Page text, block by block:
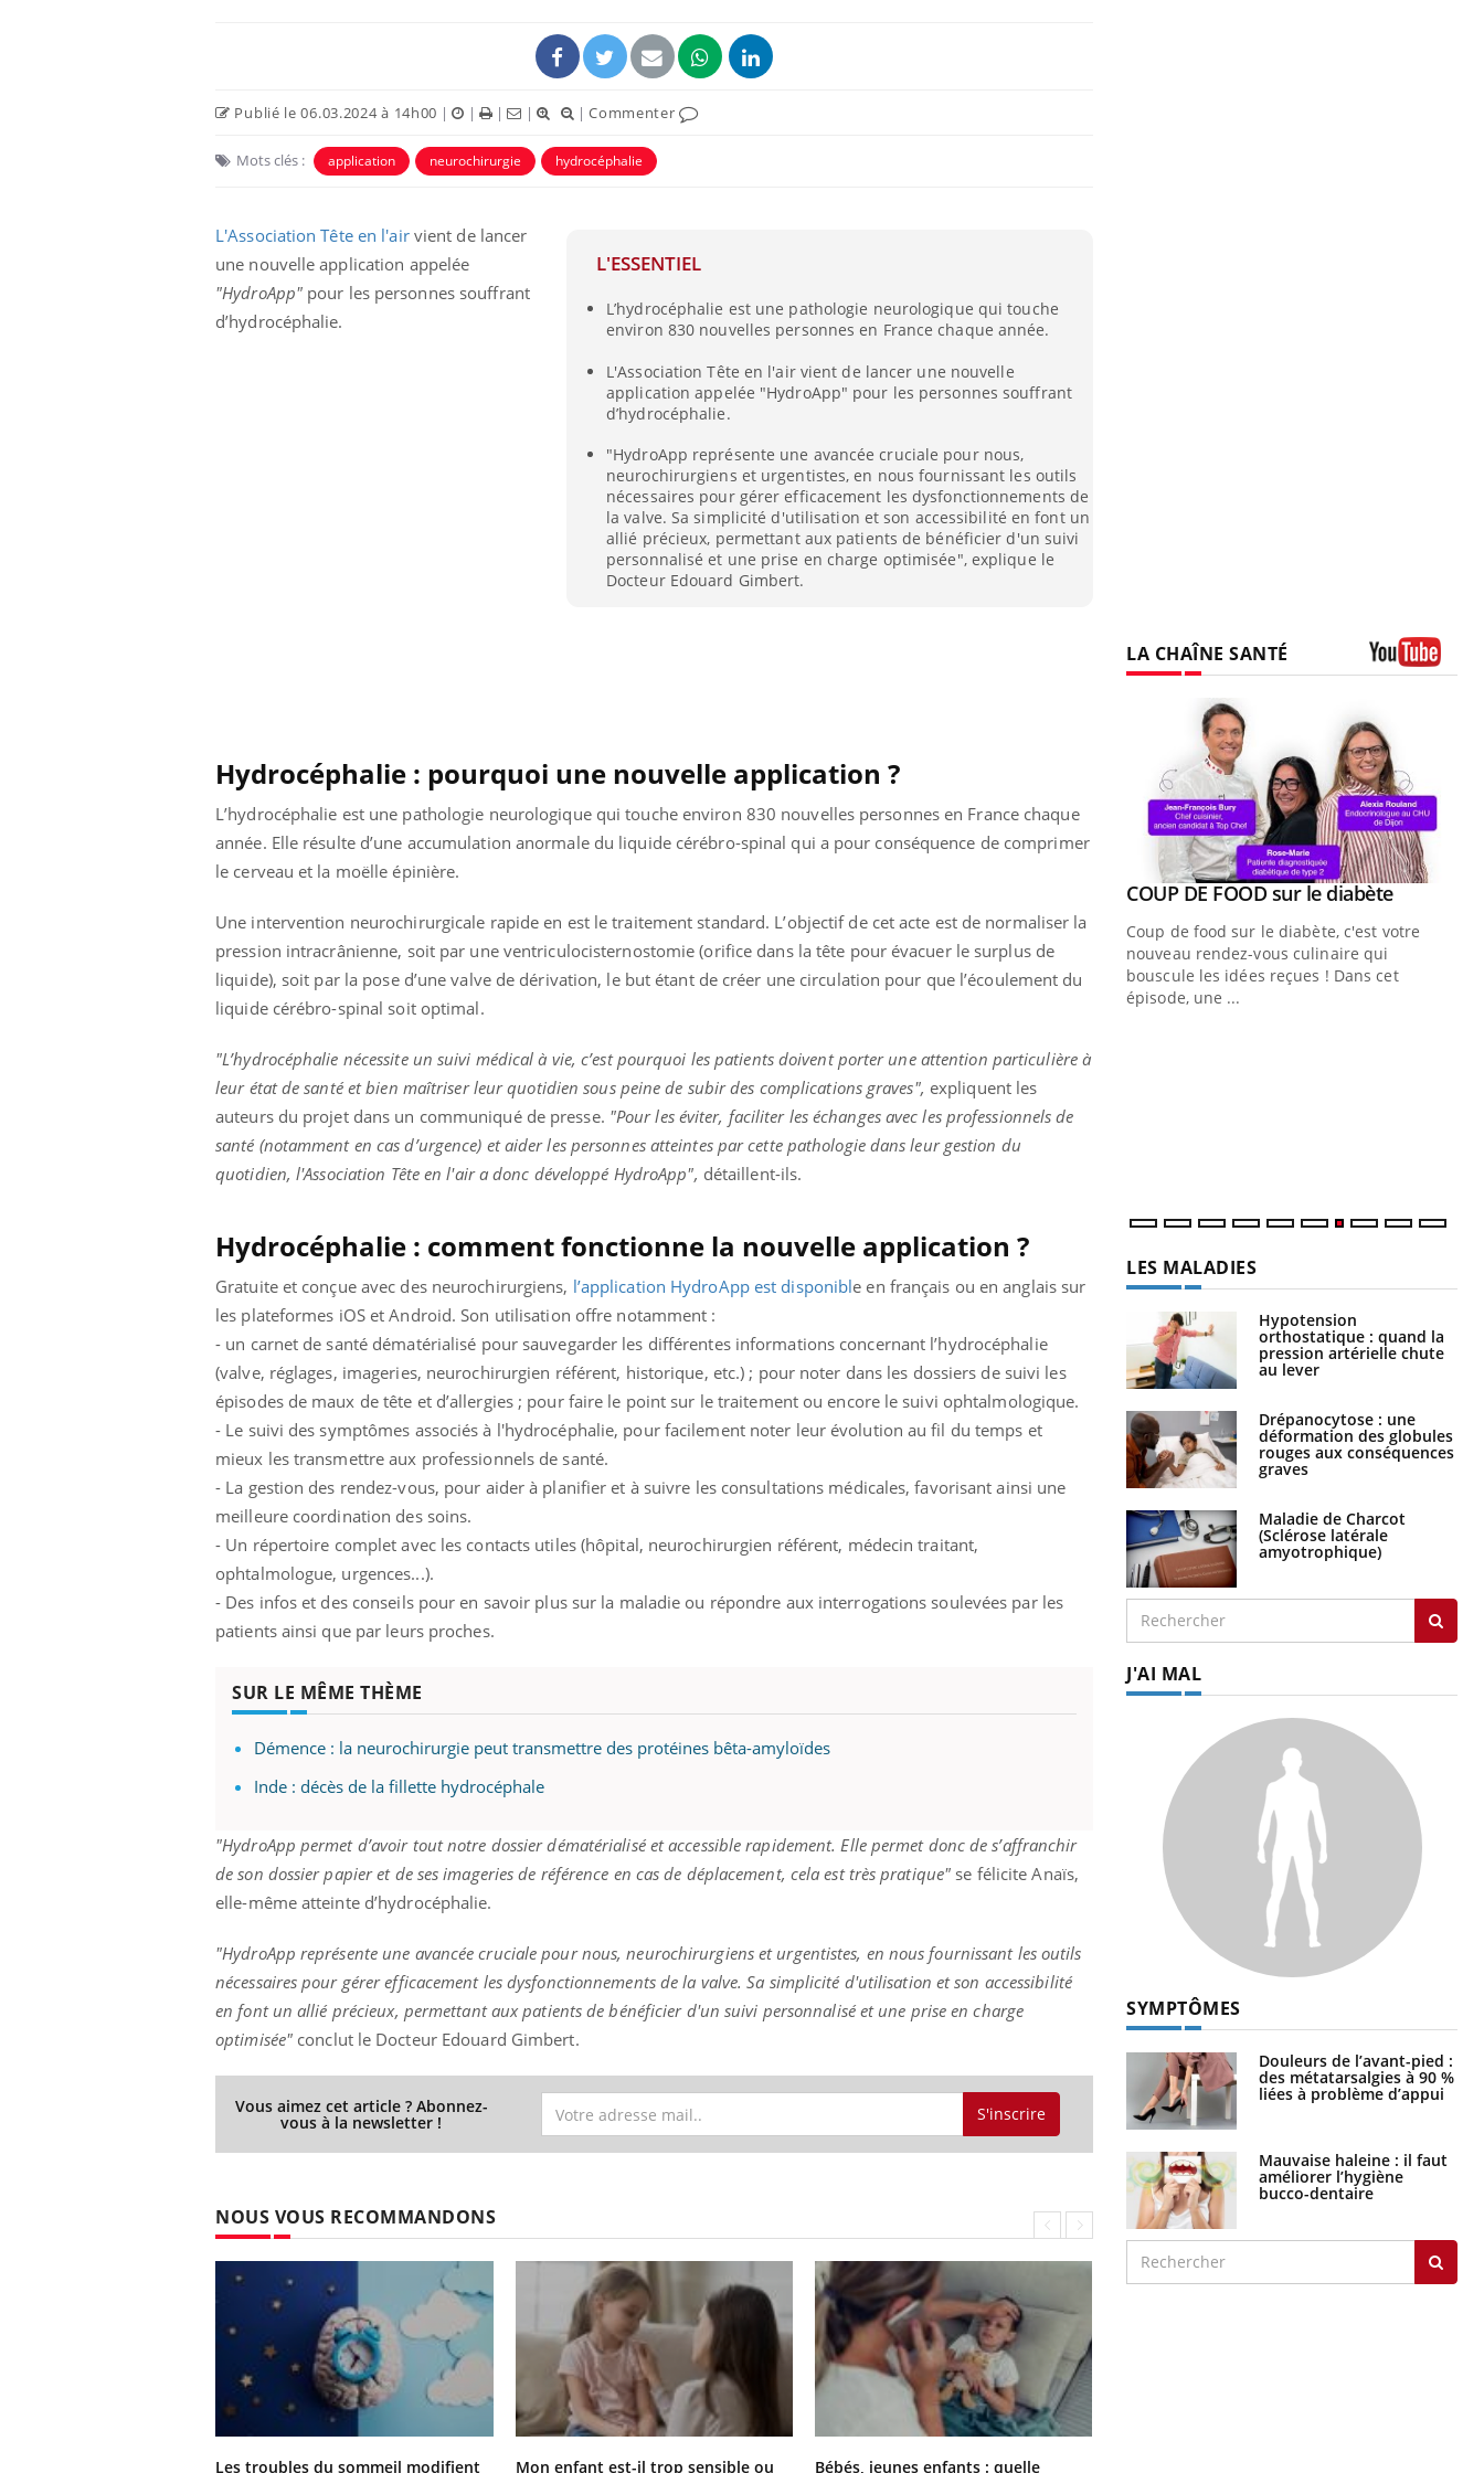
Publié le 06.03.2024 à 14h00 | | | | |Commenter
Mots clés : application neurochirurgie hydrocéphalie
L'ESSENTIEL
L’hydrocéphalie est une pathologie neurologique qui touche
environ 830 nouvelles personnes en France chaque année.
L'Association Tête en l'air vient de lancer une nouvelle
application appelée "HydroApp" pour les personnes souffrant
d’hydrocéphalie.
"HydroApp représente une avancée cruciale pour nous,
neurochirurgiens et urgentistes, en nous fournissant les outils
nécessaires pour gérer efficacement les dysfonctionnements de
la valve. Sa simplicité d'utilisation et son accessibilité en font un
allié précieux, permettant aux patients de bénéficier d'un suivi
personnalisé et une prise en charge optimisée", explique le
Docteur Edouard Gimbert.
L'Association Tête en l'airvient de lancer
une nouvelle application appelée
"HydroApp" pour les personnes souffrant
d’hydrocéphalie.
Hydrocéphalie : pourquoi une nouvelle application ?
L’hydrocéphalie est une pathologie neurologique qui touche environ 830 nouvelles personnes en France chaque
année. Elle résulte d’une accumulation anormale du liquide cérébro-spinal qui a pour conséquence de comprimer
le cerveau et la moëlle épinière.
Une intervention neurochirurgicale rapide en est le traitement standard. L’objectif de cet acte est de normaliser la
pression intracrânienne, soit par une ventriculocisternostomie (orifice dans la tête pour évacuer le surplus de
liquide), soit par la pose d’une valve de dérivation, le but étant de créer une circulation pour que l’écoulement du
liquide cérébro-spinal soit optimal.
"L’hydrocéphalie nécessite un suivi médical à vie, c’est pourquoi les patients doivent porter une attention particulière à
leur état de santé et bien maîtriser leur quotidien sous peine de subir des complications graves", expliquent les
auteurs du projet dans un communiqué de presse. "Pour les éviter, faciliter les échanges avec les professionnels de
santé (notamment en cas d’urgence) et aider les personnes atteintes par cette pathologie dans leur gestion du
quotidien, l'Association Tête en l'air a donc développé HydroApp", détaillent-ils.
Hydrocéphalie : comment fonctionne la nouvelle application ?
Gratuite et conçue avec des neurochirurgiens, l’application HydroApp est disponible en français ou en anglais sur
les plateformes iOS et Android. Son utilisation offre notamment :
- un carnet de santé dématérialisé pour sauvegarder les différentes informations concernant l’hydrocéphalie
(valve, réglages, imageries, neurochirurgien référent, historique, etc.) ; pour noter dans les dossiers de suivi les
épisodes de maux de tête et d’allergies ; pour faire le point sur le traitement ou encore le suivi ophtalmologique.
- Le suivi des symptômes associés à l'hydrocéphalie, pour facilement noter leur évolution au fil du temps et
mieux les transmettre aux professionnels de santé.
- La gestion des rendez-vous, pour aider à planifier et à suivre les consultations médicales, favorisant ainsi une
meilleure coordination des soins.
- Un répertoire complet avec les contacts utiles (hôpital, neurochirurgien référent, médecin traitant,
ophtalmologue, urgences...).
- Des infos et des conseils pour en savoir plus sur la maladie ou répondre aux interrogations soulevées par les
patients ainsi que par leurs proches.
SUR LE MÊME THÈME
Démence : la neurochirurgie peut transmettre des protéines bêta-amyloïdes
Inde : décès de la fillette hydrocéphale
"HydroApp permet d’avoir tout notre dossier dématérialisé et accessible rapidement. Elle permet donc de s’affranchir
de son dossier papier et de ses imageries de référence en cas de déplacement, cela est très pratique" se félicite Anaïs,
elle-même atteinte d’hydrocéphalie.
"HydroApp représente une avancée cruciale pour nous, neurochirurgiens et urgentistes, en nous fournissant les outils
nécessaires pour gérer efficacement les dysfonctionnements de la valve. Sa simplicité d'utilisation et son accessibilité
en font un allié précieux, permettant aux patients de bénéficier d'un suivi personnalisé et une prise en charge
optimisée" conclut le Docteur Edouard Gimbert.
Vous aimez cet article ? Abonnez-
vous à la newsletter ! S'inscrire
NOUS VOUS RECOMMANDONS
Les troubles du sommeil modifient Mon enfant est-il trop sensible ou Bébés, jeunes enfants : quelle
LA CHAÎNE SANTÉ
préparer pour l’été !Youtube
L'été arrive… et avec lui, un tout nouveau
rythme de vie ! Vacances, plage, piscine,
soleil, activités en plein air… Nos mains
Le Ramadan approche, et, pour de
nombreuses personnes atteintes de
diabète, c'est une période de questions, de
défis, mais ...
faciliter l’accès à la médecine
préventiveYoutube
Un établissement lié à un groupe
mutualiste innove en matière de bilan de
Youtube
COUP DE FOOD sur le diabèteYoutube
Coup de food sur le diabète, c'est votre
nouveau rendez-vous culinaire qui
bouscule les idées reçues ! Dans cet
épisode, une ...
LES MALADIES
Hypotension
orthostatique : quand la
pression artérielle chute
au lever
Drépanocytose : une
déformation des globules
rouges aux conséquences
graves
Maladie de Charcot
(Sclérose latérale
amyotrophique)
J'AI MAL
SYMPTÔMES
Douleurs de l’avant-pied :
des métatarsalgies à 90 %
liées à problème d’appui
Mauvaise haleine : il faut
améliorer l’hygiène
bucco-dentaire